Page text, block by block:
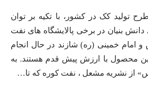
تولید کک در کشور، با تکیه بر توان
بنیان در برخی پالایشگاه های نفت
و امام خمینی (ره) شازند در حال انجام
محصول با ارزش پیش قدم هستند. به
از نشریه مشعل ، نفت کوره که تا…